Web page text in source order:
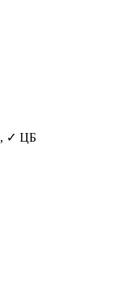
, ✓ ЦБ